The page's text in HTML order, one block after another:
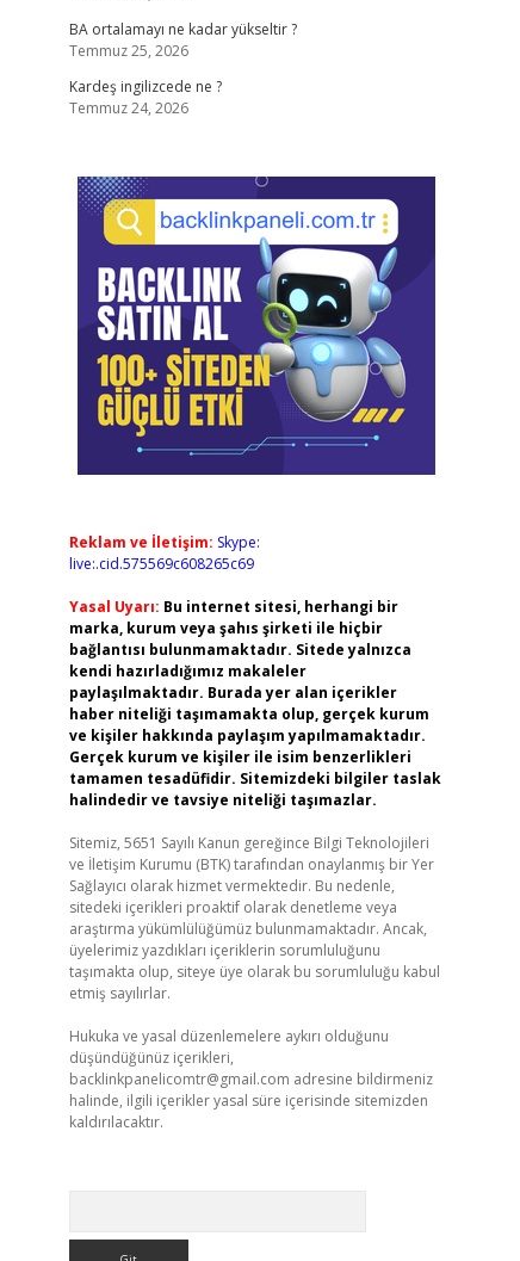
BA ortalamayı ne kadar yükseltir ?
Temmuz 25, 2026
Kardeş ingilizcede ne ?
Temmuz 24, 2026
Reklam ve İletişim: Skype:
live:.cid.575569c608265c69
Yasal Uyarı: Bu internet sitesi, herhangi bir
marka, kurum veya şahıs şirketi ile hiçbir
bağlantısı bulunmamaktadır. Sitede yalnızca
kendi hazırladığımız makaleler
paylaşılmaktadır. Burada yer alan içerikler
haber niteliği taşımamakta olup, gerçek kurum
ve kişiler hakkında paylaşım yapılmamaktadır.
Gerçek kurum ve kişiler ile isim benzerlikleri
tamamen tesadüfidir. Sitemizdeki bilgiler taslak
halindedir ve tavsiye niteliği taşımazlar.
Sitemiz, 5651 Sayılı Kanun gereğince Bilgi Teknolojileri
ve İletişim Kurumu (BTK) tarafından onaylanmış bir Yer
Sağlayıcı olarak hizmet vermektedir. Bu nedenle,
sitedeki içerikleri proaktif olarak denetleme veya
araştırma yükümlülüğümüz bulunmamaktadır. Ancak,
üyelerimiz yazdıkları içeriklerin sorumluluğunu
taşımakta olup, siteye üye olarak bu sorumluluğu kabul
etmiş sayılırlar.
Hukuka ve yasal düzenlemelere aykırı olduğunu
düşündüğünüz içerikleri,
backlinkpanelicomtr@gmail.com adresine bildirmeniz
halinde, ilgili içerikler yasal süre içerisinde sitemizden
kaldırılacaktır.